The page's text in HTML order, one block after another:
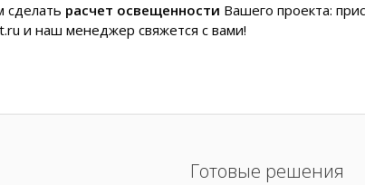
расчет освещенности Вашего проекта:
и наш менеджер свяжется с вами!
Готовые решения